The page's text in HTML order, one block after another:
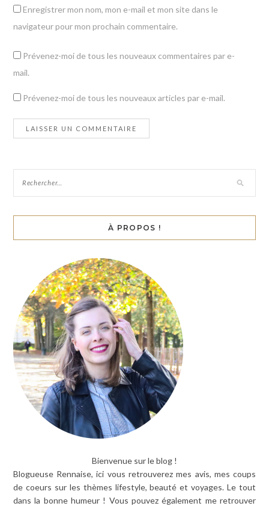
Enregistrer mon nom, mon e-mail et mon site dans le
navigateur pour mon prochain commentaire.
Prévenez-moi de tous les nouveaux commentaires par e-
mail.
Prévenez-moi de tous les nouveaux articles par e-mail.
À PROPOS !
Bienvenue sur le blog !
Blogueuse Rennaise, ici vous retrouverez mes avis, mes coups
de coeurs sur les thèmes lifestyle, beauté et voyages. Le tout
dans la bonne humeur ! Vous pouvez également me retrouver